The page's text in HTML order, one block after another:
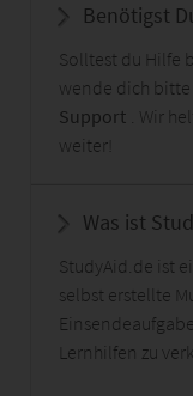
Benötigst
Solltest du Hilfe
wende dich bitte
Support . Wir
weiter!
Was ist
StudyAid.de ist
selbst erstellte
Lernhilfen zu